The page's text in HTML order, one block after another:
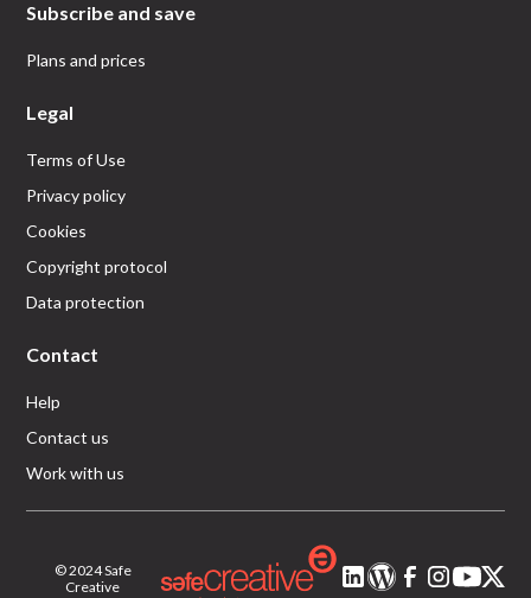
Subscribe and save
Plans and prices
Legal
Terms of Use
Privacy policy
Cookies
Copyright protocol
Data protection
Contact
Help
Contact us
Work with us
© 2024 Safe
Creative